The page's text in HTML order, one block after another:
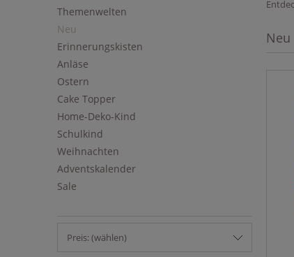
Themenwelten
Neu
Erinnerungskisten
Anläse
Ostern
Cake Topper
Home-Deko-Kind
Schulkind
Weihnachten
Adventskalender
Sale
Preis: (wählen)
Neu